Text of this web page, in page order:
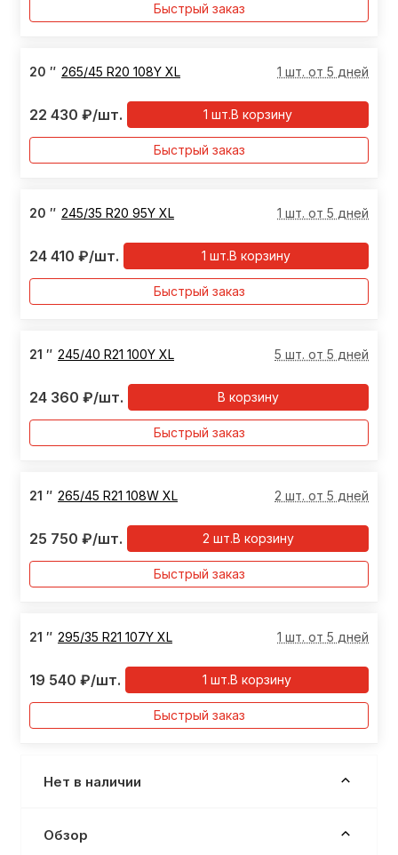
Быстрый заказ
20 ″ 265/45 R20 108Y XL 1 шт. от 5 дней
22 430 ₽/шт. В корзину
1 шт.
Быстрый заказ
20 ″ 245/35 R20 95Y XL 1 шт. от 5 дней
24 410 ₽/шт. В корзину
1 шт.
Быстрый заказ
21 ″ 245/40 R21 100Y XL 5 шт. от 5 дней
24 360 ₽/шт. В корзину
Быстрый заказ
21 ″ 265/45 R21 108W XL 2 шт. от 5 дней
25 750 ₽/шт. В корзину
2 шт.
Быстрый заказ
21 ″ 295/35 R21 107Y XL 1 шт. от 5 дней
19 540 ₽/шт. В корзину
1 шт.
Быстрый заказ
Нет в наличии
Обзор